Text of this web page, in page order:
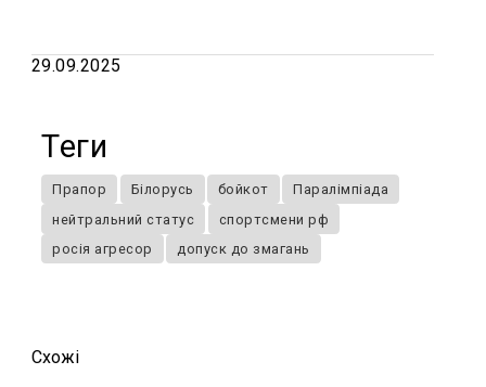
29.09.2025
Теги
Прапор Білорусь бойкот
Паралімпіада
нейтральний статус
спортсмени рф
росія агресор
допуск до змагань
Схожi